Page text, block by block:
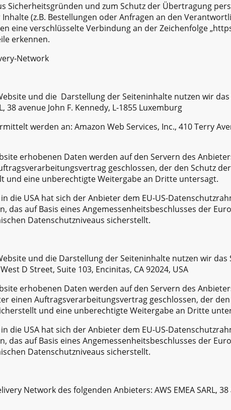
Sicherheitsgründen und zum Schutz der Übertragung
(z.B. Bestellungen oder Anfragen an den
eine verschlüsselte Verbindung an der Zeichenfolge
erkennen.
Network
und die Darstellung der Seiteninhalte nutzen wir
38 avenue John F. Kennedy, L-1855 Luxemburg
werden an: Amazon Web Services, Inc., 410 Terry
erhobenen Daten werden auf den Servern des
geschlossen, der den Schutz
und eine unberechtigte Weitergabe an Dritte untersagt.
die USA hat sich der Anbieter dem EU-US-
das auf Basis eines Angemessenheitsbeschlusses der
Datenschutzniveaus sicherstellt.
und die Darstellung der Seiteninhalte nutzen wir das
D Street, Suite 103, Encinitas, CA 92024, USA
erhobenen Daten werden auf den Servern des
einen Auftragsverarbeitungsvertrag geschlossen, der
und eine unberechtigte Weitergabe an Dritte
die USA hat sich der Anbieter dem EU-US-
das auf Basis eines Angemessenheitsbeschlusses der
Datenschutzniveaus sicherstellt.
Network des folgenden Anbieters: AWS EMEA SARL, 38